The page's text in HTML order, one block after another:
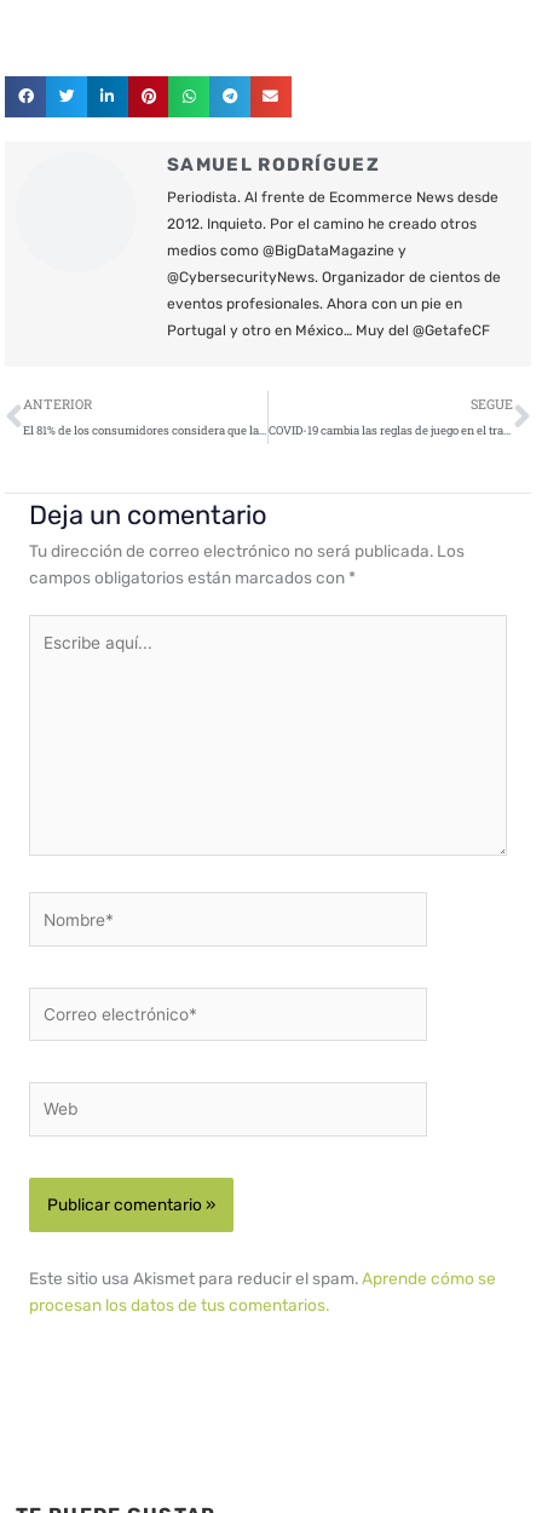
SAMUEL RODRÍGUEZ
Periodista. Al frente de Ecommerce News desde
2012. Inquieto. Por el camino he creado otros
medios como @BigDataMagazine y
@CybersecurityNews. Organizador de cientos de
eventos profesionales. Ahora con un pie en
Portugal y otro en México… Muy del @GetafeCF
Ant
ANTERIOR
El 81% de los consumidores considera que la biometría física es la forma más segura de verificación de identidad
SEGUE
COVID-19 cambia las reglas de juego en el trabajo
Deja un comentario
Tu dirección de correo electrónico no será publicada. Los
campos obligatorios están marcados con *
aquí...
electrónico*
Este sitio usa Akismet para reducir el spam.Aprende cómo se
procesan los datos de tus comentarios.